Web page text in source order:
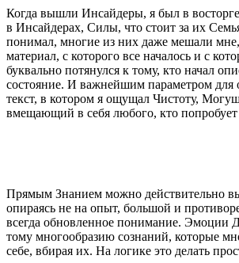
Когда вышли Инсайдеры, я был в
в Инсайдерах, Силы, что стоит за их
понимал, многие из них даже мешали
материал, с которого все началось и с
буквально потянулся к тому, кто начал
состояние. И важнейшим параметром для
текст, в котором я ощущал Чистоту,
вмещающий в себя любого, кто попробует
Прямым Знанием можно действительно
опираясь не на опыт, большой и
всегда обновленное понимание. Эмоции
тому многообразию сознаний, которые
себе, вбирая их. На логике это делать